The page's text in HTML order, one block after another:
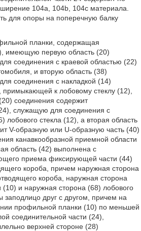
104а, 104b, 104с материала.
для опоры на поперечную балку
планки, содержащая
имеющую первую область (20)
соединения с краевой областью (22)
и вторую область (38)
соединения с накладкой (14)
примыкающей к лобовому стеклу (12),
соединения содержит
служащую для соединения с
лобового стекла (12), а вторая область
V-образную или U-образную часть (40)
канавкообразной приемной области
область (42) выполнена с
приема фиксирующей части (44)
короба, причем наружная сторона
короба, наружная сторона
и наружная сторона (68) лобового
заподлицо друг с другом, причем на
профильной планки (10) по меньшей
соединительной части (24),
верхней стороне (28)